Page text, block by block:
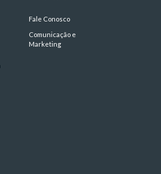
Fale Conosco
Comunicação e
Marketing